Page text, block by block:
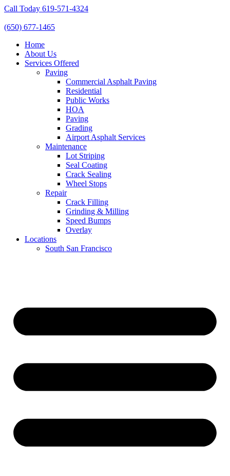
Call Today 619-571-4324
(650) 677-1465
Home
About Us
Services Offered
Paving
Commercial Asphalt Paving
Residential
Public Works
HOA
Paving
Grading
Airport Asphalt Services
Maintenance
Lot Striping
Seal Coating
Crack Sealing
Wheel Stops
Repair
Crack Filling
Grinding & Milling
Speed Bumps
Overlay
Locations
South San Francisco